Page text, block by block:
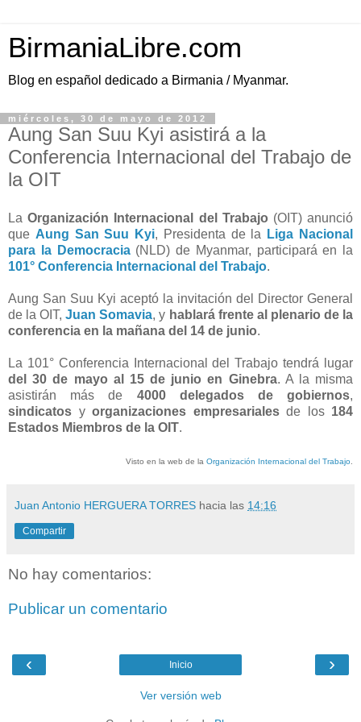
BirmaniaLibre.com
Blog en español dedicado a Birmania / Myanmar.
miércoles, 30 de mayo de 2012
Aung San Suu Kyi asistirá a la
Conferencia Internacional del Trabajo de
la OIT
LaOrganización Internacional del Trabajo (OIT) anunció
que Aung San Suu Kyi, Presidenta de la
Liga Nacional
para la Democracia(NLD) de Myanmar, participará en la
101° Conferencia Internacional del Trabajo.
Aung San Suu Kyi aceptó la invitación del Director General
de la OIT,Juan Somavia, y hablará frente al plenario de la
conferencia en la mañana del 14 de junio.
La 101° Conferencia Internacional del Trabajo tendrá lugar
del 30 de mayo al 15 de junio en Ginebra. A la misma
asistirán más de 4000 delegados de gobiernos,
sindicatos y organizaciones empresarialesde los 184
Estados Miembros de la OIT.
Visto en la web de la Organización Internacional del Trabajo
Juan Antonio HERGUERA TORRES hacia las 14:16
Compartir
No hay comentarios:
Publicar un comentario
‹ ›
Inicio
Ver versión web